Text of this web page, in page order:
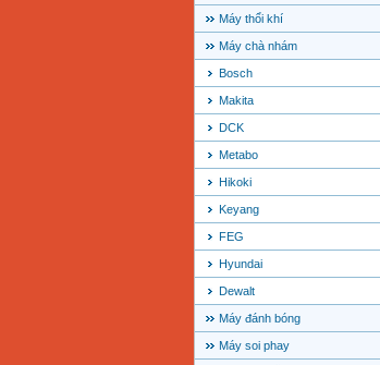
Máy thổi khí
Máy chà nhám
Bosch
Makita
DCK
Metabo
Hikoki
Keyang
FEG
Hyundai
Dewalt
Máy đánh bóng
Máy soi phay